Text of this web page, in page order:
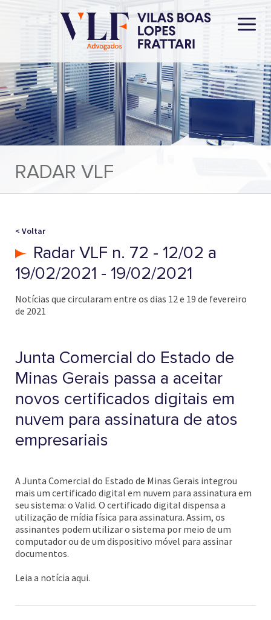
RADAR VLF
< Voltar
Radar VLF n. 72 - 12/02 a
19/02/2021 - 19/02/2021
Notícias que circularam entre os dias 12 e 19 de fevereiro
de 2021
Junta Comercial do Estado de
Minas Gerais passa a aceitar
novos certificados digitais em
nuvem para assinatura de atos
empresariais
A Junta Comercial do Estado de Minas Gerais integrou
mais um certificado digital em nuvem para assinatura em
seu sistema: o Valid. O certificado digital dispensa a
utilização de mídia física para assinatura. Assim, os
assinantes podem utilizar o sistema por meio de um
computador ou de um dispositivo móvel para assinar
documentos.
Leia a notícia aqui.